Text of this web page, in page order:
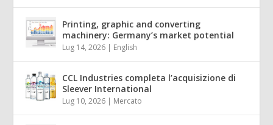
Printing, graphic and converting
machinery: Germany’s market potential
Lug 14, 2026 | English
CCL Industries completa l’acquisizione di
Sleever International
Lug 10, 2026 | Mercato